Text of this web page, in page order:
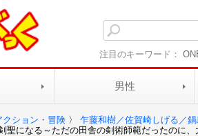
注目のキーワード：
男性
クション・冒険 〉 乍藤和樹／佐賀崎しげる／
聖になる～ただの田舎の剣術師範だったのに